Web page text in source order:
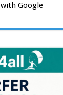
Google